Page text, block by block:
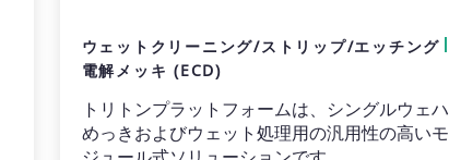
ウェットクリーニング/ストリップ/エッチング
電解メッキ (ECD)
トリトンプラットフォームは、シングルウェハ
めっきおよびウェット処理用の汎用性の高いモ